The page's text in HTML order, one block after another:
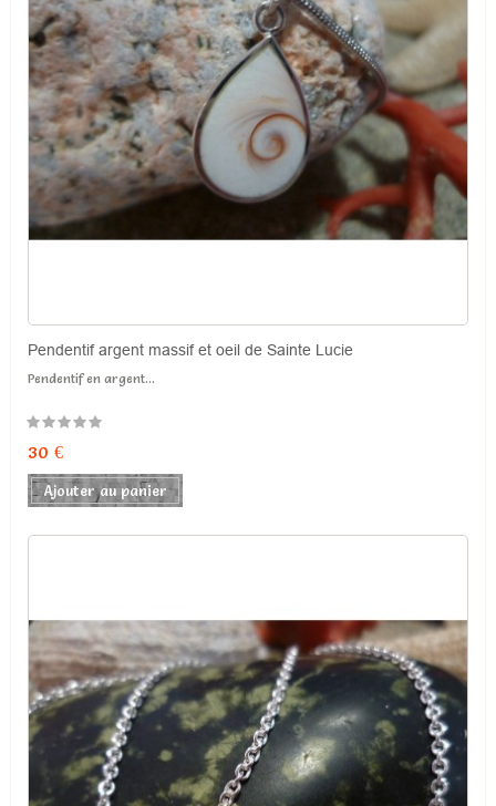
Pendentif argent massif et oeil de Sainte Lucie
Pendentif en argent...
30 €
Ajouter au panier